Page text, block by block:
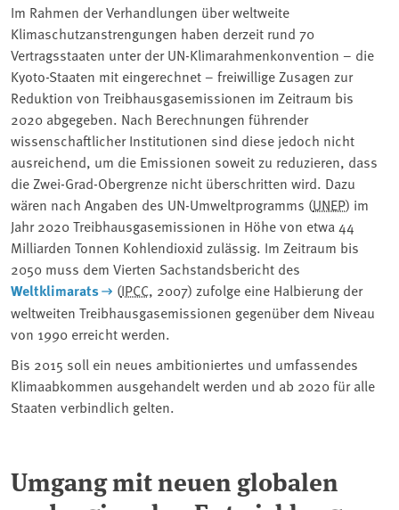
Im Rahmen der Verhandlungen über weltweite
Klimaschutzanstrengungen haben derzeit rund 70
Vertragsstaaten unter der UN-Klimarahmenkonvention – die
Kyoto-Staaten mit eingerechnet – freiwillige Zusagen zur
Reduktion von Treibhausgasemissionen im Zeitraum bis
2020 abgegeben. Nach Berechnungen führender
wissenschaftlicher Institutionen sind diese jedoch nicht
ausreichend, um die Emissionen soweit zu reduzieren, dass
die Zwei-Grad-Obergrenze nicht überschritten wird. Dazu
wären nach Angaben des UN-Umweltprogramms (UNEP) im
Jahr 2020 Treibhausgasemissionen in Höhe von etwa 44
Milliarden Tonnen Kohlendioxid zulässig. Im Zeitraum bis
2050 muss dem Vierten Sachstandsbericht des
Weltklimarats (IPCC, 2007) zufolge eine Halbierung der
weltweiten Treibhausgasemissionen gegenüber dem Niveau
von 1990 erreicht werden.
Bis 2015 soll ein neues ambitioniertes und umfassendes
Klimaabkommen ausgehandelt werden und ab 2020 für alle
Staaten verbindlich gelten.
Umgang mit neuen globalen